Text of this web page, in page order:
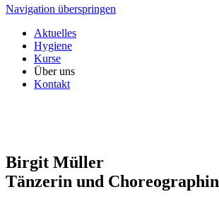
Navigation überspringen
Aktuelles
Hygiene
Kurse
Über uns
Kontakt
Birgit Müller
Tänzerin und Choreographin